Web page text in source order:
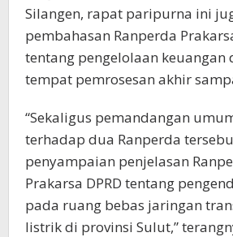
Silangen, rapat paripurna ini
pembahasan Ranperda
tentang pengelolaan keuangan
tempat pemrosesan akhir
“Sekaligus pemandangan
terhadap dua Ranperda
penyampaian penjelasan
Prakarsa DPRD tentang
pada ruang bebas jaringan
listrik di provinsi Sulut,”